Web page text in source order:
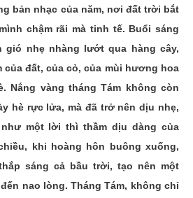
bản nhạc của năm, nơi đất trời bắt
chậm rãi mà tinh tế. Buổi sáng
gió nhẹ nhàng lướt qua hàng cây,
đất, của cỏ, của mùi hương hoa
Nắng vàng tháng Tám không còn
hè rực lửa, mà đã trở nên dịu nhẹ,
một lời thì thầm dịu dàng của
khi hoàng hôn buông xuống,
sáng cả bầu trời, tạo nên một
nao lòng. Tháng Tám, không chỉ